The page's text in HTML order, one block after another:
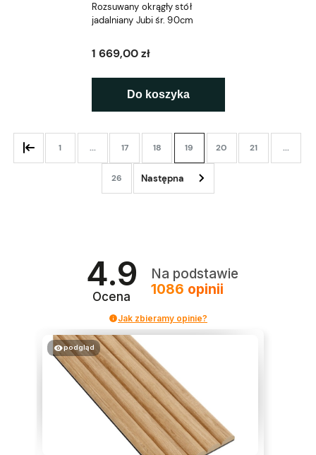
Rozsuwany okrągły stół
jadalniany Jubi śr. 90cm
1 669,00 zł
Do koszyka
1 ... 17 18 19 20 21 ...
26
4.9
Ocena
Na podstawie
1086 opinii
Jak zbieramy opinie?
podgląd